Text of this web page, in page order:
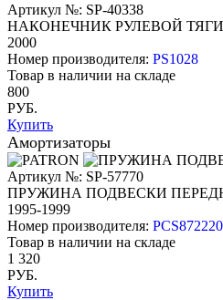
Артикул №: SP-40338
НАКОНЕЧНИК РУЛЕВОЙ
2000
Номер производителя: PS1028
Товар в наличии на складе
800
РУБ.
Купить
Амортизаторы
Артикул №: SP-57770
ПРУЖИНА ПОДВЕСКИ
1995-1999
Номер производителя: PCS872220
Товар в наличии на складе
1 320
РУБ.
Купить